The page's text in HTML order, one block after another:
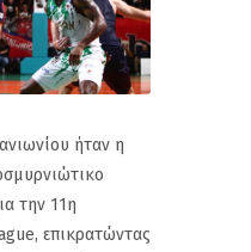
ήταν η
την 11η
επικρατώντας